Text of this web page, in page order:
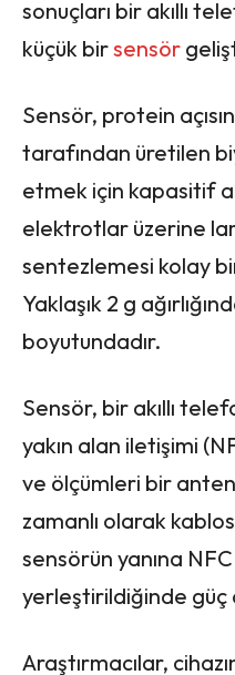
sonuçları bir akıllı
küçük birsensör
Sensör, protein
tarafından üretilen
etmek için kapasitif
elektrotlar üzerine
sentezlemesi kolay
Yaklaşık 2 g
boyutundadır.
Sensör, bir akıllı
yakın alan iletişimi
ve ölçümleri bir anten
zamanlı olarak
sensörün yanına
yerleştirildiğinde güç
Araştırmacılar,